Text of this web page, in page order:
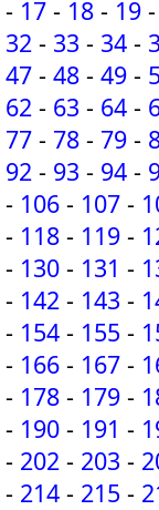
- 17 - 18 - 19 -
32 - 33 - 34 -
47 - 48 - 49 -
62 - 63 - 64 -
77 - 78 - 79 -
92 - 93 - 94 -
- 106 - 107 -
- 118 - 119 -
- 130 - 131 -
- 142 - 143 -
- 154 - 155 -
- 166 - 167 -
- 178 - 179 -
- 190 - 191 -
- 202 - 203 -
- 214 - 215 -